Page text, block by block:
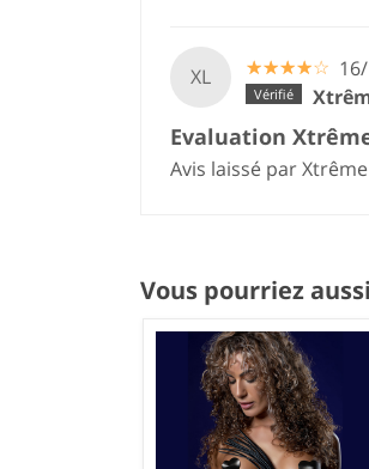
XL ☆☆☆☆☆
★★★★★
Evaluation
Avis laissé par
Vous pourriez